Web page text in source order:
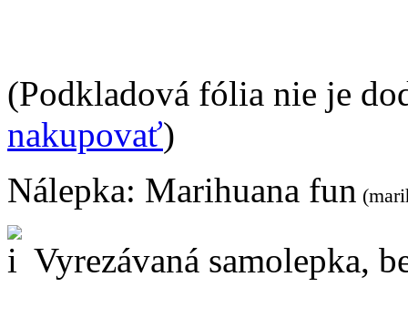
(Podkladová fólia nie je
nakupovať)
Nálepka: Marihuana fun
Vyrezávaná samolepka,